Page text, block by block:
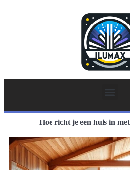
Hoe richt je een huis in